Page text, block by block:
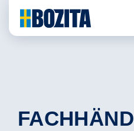
content